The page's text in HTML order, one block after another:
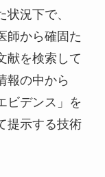
況下で、
師から確固た
献を検索して
報の中から
ビデンス」を
提示する技術